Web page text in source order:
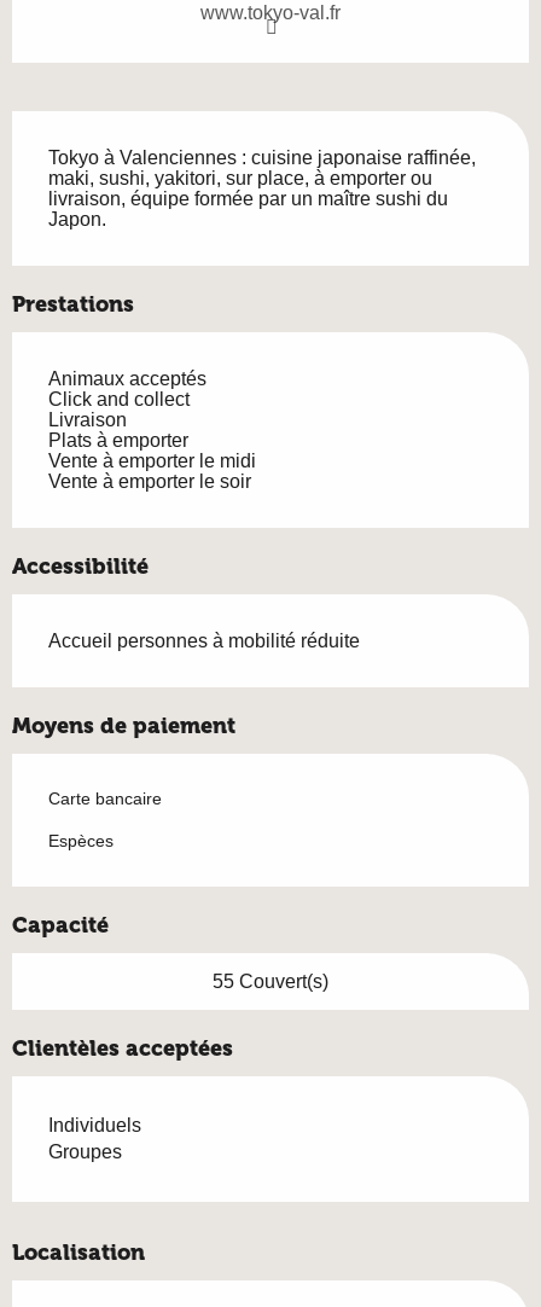
www.tokyo-val.fr
Tokyo à Valenciennes : cuisine japonaise raffinée,
maki, sushi, yakitori, sur place, à emporter ou
livraison, équipe formée par un maître sushi du
Japon.
Prestations
Animaux acceptés
Click and collect
Livraison
Plats à emporter
Vente à emporter le midi
Vente à emporter le soir
Accessibilité
Accueil personnes à mobilité réduite
Moyens de paiement
Carte bancaire
Espèces
Capacité
55 Couvert(s)
Clientèles acceptées
Individuels
Groupes
Localisation